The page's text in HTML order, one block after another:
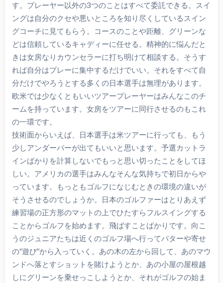
す。プレーヤー以外の3つのことはすべて委託できる。スイ
ングは自分のクセや悪いところを知り尽くしているスイン
グコーチに見てもらう。コースのことや距離、グリーンな
どは信頼しているキャディーに任せる。精神的に悩んだと
きは女房なりカウンセラーに打ち明けて相談する。そうす
れば自分はプレーに集中するだけでいい。それをすべて自
分だけでやろうとする多くの日本選手は無理があります。
欧米では少なくともいいツアープレーヤーはみんなこのチ
ームを持っています。女房をツアーに同行させるのもこれ
の一環です。
技術面からいえば、日本選手は米ツアーに行っても、もう
少しアンダーパーが出てもいいと思います。予選カットラ
インばかりを計算しないでもっと思い切ったことをしてほ
しい。アメリカの選手はみんなそんな気持ちで初日からや
っています。もっともゴルフになじむときの環境の違いが
そうさせるのでしょうか。日本のゴルファーはとりあえず
練習場の正方形のマットの上でひたすらフルスイングする
ことからゴルフを始めます。飛ばすことばかりです。向こ
うのジュニアたちは近くのゴルフ場へ行ってパターや寄せ
の″遊び″から入っていく。あの木の左から回して、あのマウ
ンドへ落とすショットを賭けようとか、あの小屋の屋根越
しにグリーンを乗せっこしようとか、それがゴルフの始ま